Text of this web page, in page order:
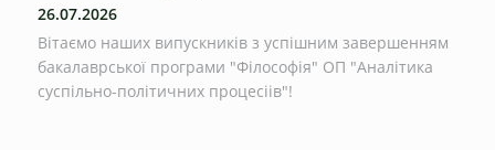
26.07.2026
Вітаємо наших випускників з успішним завершенням
бакалаврської програми "Філософія" ОП "Аналітика
суспільно-політичних процесіів"!